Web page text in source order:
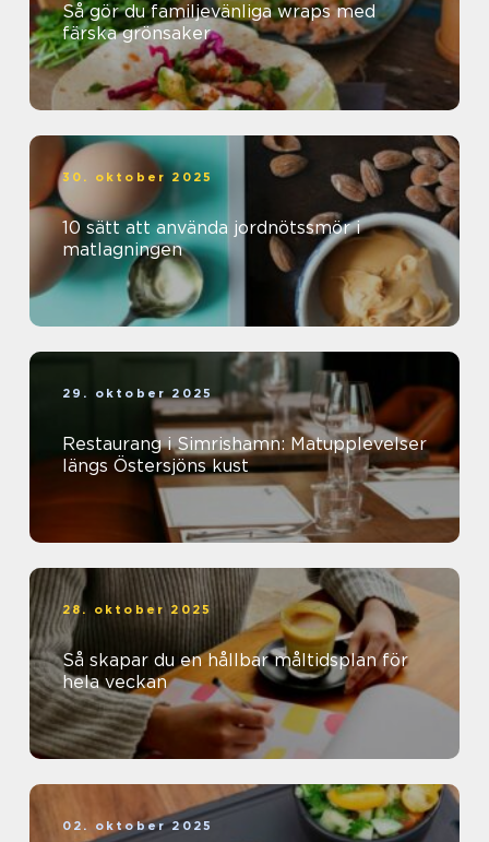
Så gör du familjevänliga wraps med
färska grönsaker
30. oktober 2025
10 sätt att använda jordnötssmör i
matlagningen
29. oktober 2025
Restaurang i Simrishamn: Matupplevelser
längs Östersjöns kust
28. oktober 2025
Så skapar du en hållbar måltidsplan för
hela veckan
02. oktober 2025